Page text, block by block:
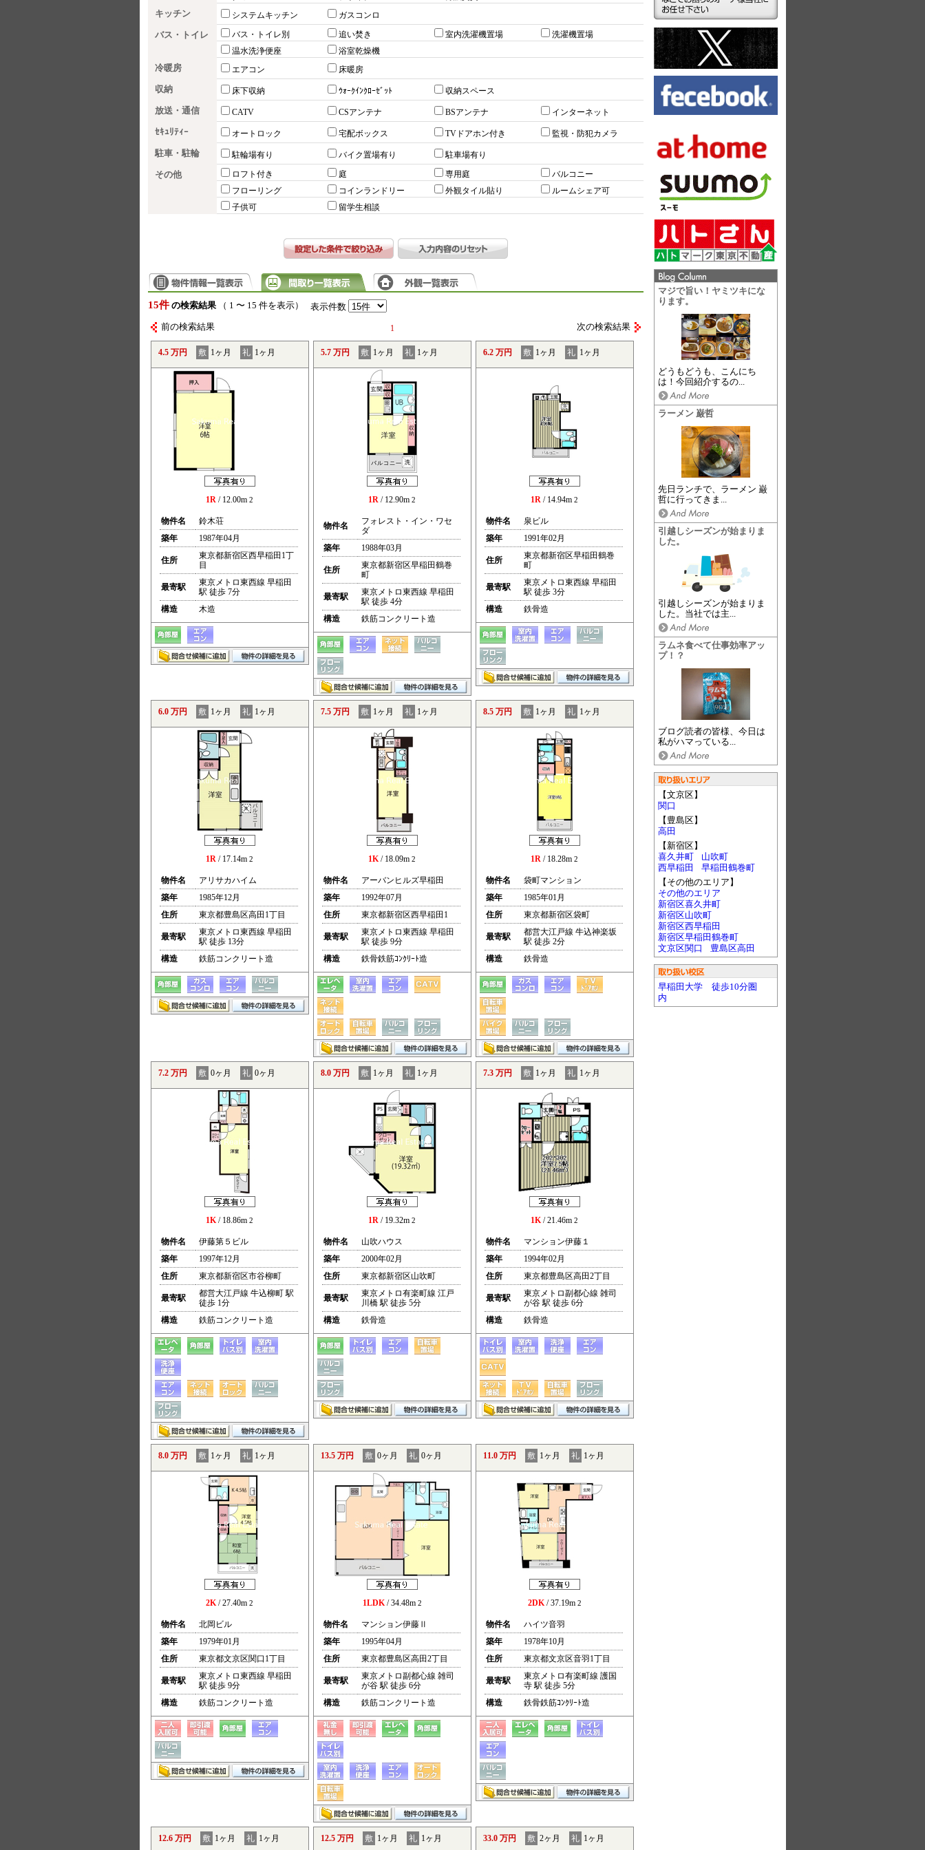
マジで旨い！ヤミツキにな
ります。
どうもどうも、こんにち
は！今回紹介するの...
ラーメン 巌哲
先日ランチで、ラーメン 巌
哲に行ってきま...
引越しシーズンが始まりま
した。
引越しシーズンが始まりま
した。当社では主...
ラムネ食べて仕事効率アッ
プ！？
ブログ読者の皆様、今日は
私がハマっている...
【文京区】
関口
【豊島区】
高田
【新宿区】
喜久井町
山吹町
西早稲田
早稲田鶴巻町
【その他のエリア】
その他のエリア
新宿区喜久井町
新宿区山吹町
新宿区西早稲田
新宿区早稲田鶴巻町
文京区関口
豊島区高田
早稲田大学 徒歩10分圏
内
キッチン システムキッチン ガスコンロ
バス・トイレ バス・トイレ別 追い焚き 室内洗濯機置場
洗濯機置場
温水洗浄便座
浴室乾燥機
冷暖房 エアコン 床暖房
収納 床下収納 ｳｫｰｸｲﾝｸﾛｰｾﾞｯﾄ 収納スペース
放送・通信 CATV CSアンテナ BSアンテナ インターネット
ｾｷｭﾘﾃｨｰ オートロック 宅配ボックス TVドアホン付き 監視・防犯カメラ
駐車・駐輪 駐輪場有り バイク置場有り 駐車場有り
その他 ロフト付き 庭 専用庭
バルコニー
フローリング
コインランドリー 外観タイル貼り
ルームシェア可
子供可
留学生相談
15件 の検索結果（ 1 〜 15 件を表示） 表示件数
前の検索結果 1 次の検索結果
4.5 万円 敷 1ヶ月 礼 1ヶ月
1R / 12.00m 2
物件名
鈴木荘
築年
1987年04月
住所
東京都新宿区西早稲田1丁
目
最寄駅
東京メトロ東西線 早稲田
駅 徒歩 7分
構造
木造
5.7 万円 敷 1ヶ月 礼 1ヶ月
1R / 12.90m 2
物件名
フォレスト・イン・ワセ
ダ
築年
1988年03月
住所
東京都新宿区早稲田鶴巻
町
最寄駅
東京メトロ東西線 早稲田
駅 徒歩 4分
構造
鉄筋コンクリート造
6.2 万円 敷 1ヶ月 礼 1ヶ月
1R / 14.94m 2
物件名
泉ビル
築年
1991年02月
住所
東京都新宿区早稲田鶴巻
町
最寄駅
東京メトロ東西線 早稲田
駅 徒歩 3分
構造
鉄骨造
6.0 万円 敷 1ヶ月 礼 1ヶ月
1R / 17.14m 2
物件名
アリサカハイム
築年
1985年12月
住所
東京都豊島区高田1丁目
最寄駅
東京メトロ東西線 早稲田
駅 徒歩 13分
構造
鉄筋コンクリート造
7.5 万円 敷 1ヶ月 礼 1ヶ月
1K/ 18.09m 2
物件名
アーバンヒルズ早稲田
築年
1992年07月
住所
東京都新宿区西早稲田1
最寄駅
東京メトロ東西線 早稲田
駅 徒歩 9分
構造
鉄骨鉄筋ｺﾝｸﾘｰﾄ造
8.5 万円 敷 1ヶ月 礼 1ヶ月
1R / 18.28m 2
物件名
袋町マンション
築年
1985年01月
住所
東京都新宿区袋町
最寄駅
都営大江戸線 牛込神楽坂
駅 徒歩 2分
構造
鉄骨造
7.2 万円 敷 0ヶ月 礼 0ヶ月
1K/ 18.86m 2
物件名
伊藤第５ビル
築年
1997年12月
住所
東京都新宿区市谷柳町
最寄駅
都営大江戸線 牛込柳町 駅
徒歩 1分
構造
鉄筋コンクリート造
8.0 万円 敷 1ヶ月 礼 1ヶ月
1R / 19.32m 2
物件名
山吹ハウス
築年
2000年02月
住所
東京都新宿区山吹町
最寄駅
東京メトロ有楽町線 江戸
川橋 駅 徒歩 5分
構造
鉄骨造
7.3 万円 敷 1ヶ月 礼 1ヶ月
1K/ 21.46m 2
物件名
マンション伊藤１
築年
1994年02月
住所
東京都豊島区高田2丁目
最寄駅
東京メトロ副都心線 雑司
が谷 駅 徒歩 6分
構造
鉄骨造
8.0 万円 敷 1ヶ月 礼 1ヶ月
2K/ 27.40m 2
物件名
北岡ビル
築年
1979年01月
住所
東京都文京区関口1丁目
最寄駅
東京メトロ東西線 早稲田
駅 徒歩 9分
構造
鉄筋コンクリート造
13.5 万円 敷 0ヶ月 礼 0ヶ月
1LDK/ 34.48m 2
物件名
マンション伊藤Ⅱ
築年
1995年04月
住所
東京都豊島区高田2丁目
最寄駅
東京メトロ副都心線 雑司
が谷 駅 徒歩 6分
構造
鉄筋コンクリート造
11.0 万円 敷 1ヶ月 礼 1ヶ月
2DK/ 37.19m 2
物件名
ハイツ音羽
築年
1978年10月
住所
東京都文京区音羽1丁目
最寄駅
東京メトロ有楽町線 護国
寺 駅 徒歩 5分
構造
鉄骨鉄筋ｺﾝｸﾘｰﾄ造
12.6 万円 敷 1ヶ月 礼 1ヶ月 12.5 万円 敷 1ヶ月 礼 1ヶ月 33.0 万円 敷 2ヶ月 礼 1ヶ月